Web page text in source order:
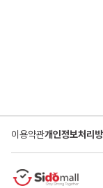
이용약관개인정보처리